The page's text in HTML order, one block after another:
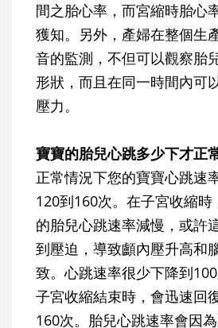
間之胎心率，而宮縮時胎心
獲知。另外，產婦在整個生
音的監測，不但可以觀察胎
形狀，而且在同一時間內可
壓力。
寶寶的胎兒心跳多少下才正
正常情況下您的寶寶心跳速
120到160次。在子宮收縮
的胎兒心跳速率減慢，或許
到壓迫，導致顱內壓升高和
致。心跳速率很少下降到
子宮收縮結束時，會迅速回
160次。胎兒心跳速率會因